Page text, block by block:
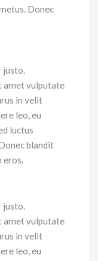
Donec
justo.
amet vulputate
in velit
leo, eu
luctus
blandit
eros.
justo.
amet vulputate
in velit
leo, eu